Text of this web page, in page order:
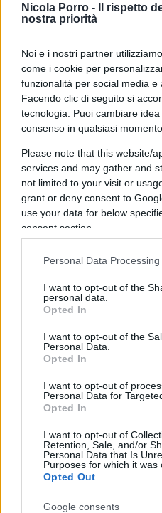
Nicola Porro -
Il rispetto
nostra priorità
Noi e i nostri partner
come i cookie per
funzionalità per social media e
Facendo clic di seguito si
tecnologia. Puoi cambiare
consenso in qualsiasi
Please note that this website/
services and may gather and
not limited to your visit or
grant or deny consent to
use your data for below
consent section.
Personal Data
I want to opt-out of the
personal data.
Opted In
I want to opt-out of the
Personal Data.
Opted In
I want to opt-out of
Personal Data for
Opted In
I want to opt-out of
Retention, Sale, and/or
Personal Data that Is
Purposes for which it was
Opted Out
Google consents
partiti più rilevanti
esprime pubblicamente
confronti di un
chiarezza la profondità